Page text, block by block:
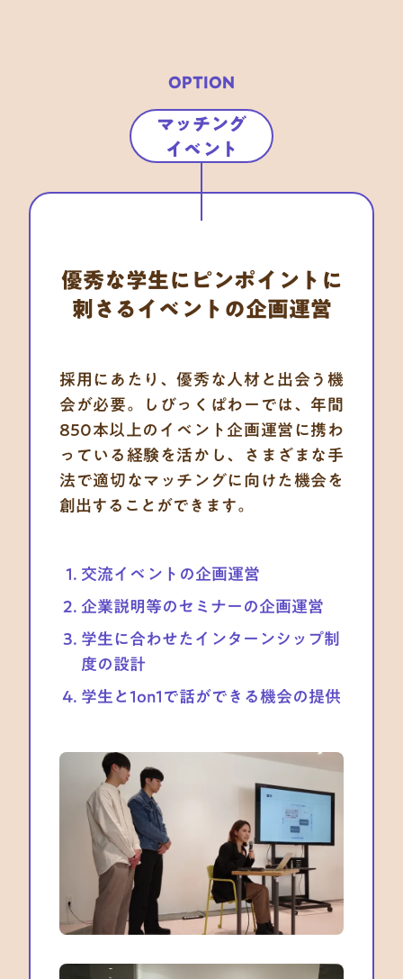
OPTION
マッチング
イベント
優秀な学生にピンポイントに
刺さるイベントの企画運営
採用にあたり、優秀な人材と出会う機
会が必要。しびっくぱわーでは、年間
850本以上のイベント企画運営に携わ
っている経験を活かし、さまざまな手
法で適切なマッチングに向けた機会を
創出することができます。
交流イベントの企画運営
企業説明等のセミナーの企画運営
学生に合わせたインターンシップ制
度の設計
学生と1on1で話ができる機会の提供